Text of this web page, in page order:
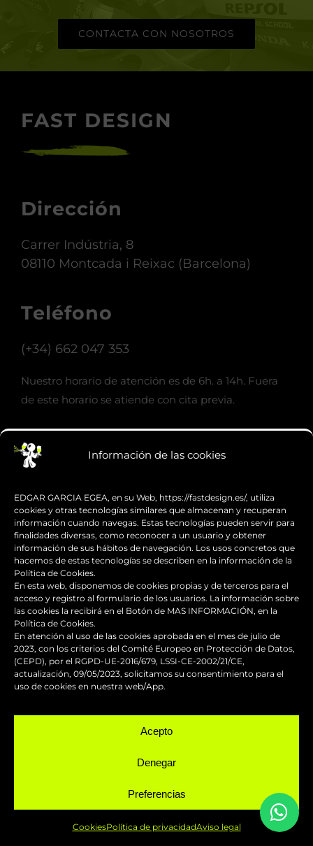
Información de las cookies
EDGAR GARCIA EGEA, en su Web, https://fastdesign.es/, utiliza
cookies y otras tecnologías similares que almacenan y recuperan
información cuando navegas. Estas tecnologías pueden servir para
finalidades diversas, como reconocer a un usuario y obtener
información de sus hábitos de navegación. Los usos concretos que
hacemos de estas tecnologías se describen en la información de la
Política de Cookies.
En esta web, disponemos de cookies propias y de terceros para el
acceso y registro al formulario de los usuarios. La información sobre
las cookies la recibirá en el Botón de MAS INFORMACIÓN, en la
Política de Cookies.
En atención al uso de las cookies aprobada en el mes de julio de
2023, con los criterios del Comité Europeo en Protección de Datos,
(CEPD), por el RGPD-UE-2016/679, LSSI-CE-2002/21/CE,
actualización, 09/05/2023, solicitamos su consentimiento para el
uso de cookies en nuestra web/App.
Acepto
Denegar
Preferencias
CookiesPolítica de privacidadAviso legal
CONTACTA CON NOSOTROS
FAST DESIGN
Dirección
Carrer Indústria, 8
08110 Montcada i Reixac (Barcelona)
Teléfono
(+34) 662 047 353
Nuestro horario de atención es de 6h. a 14h. Fuera
de este horario se atiende con cita previa.
Email
Whatsapp
Hablemos
SERVICIOS
Pintura de competición
Pintado de motos